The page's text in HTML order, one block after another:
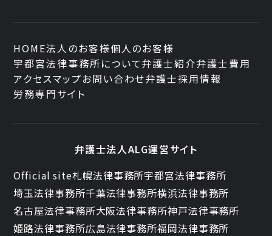
HOME法人のお客様個人のお客様
宇都宮法律事務所について弁護士紹介弁護士費用
アクセスマップお問い合わせ弁護士採用情報
労務専門サイト
弁護士法人ALG運営サイト
Official site札幌法律事務所宇都宮法律事務所
埼玉法律事務所千葉法律事務所横浜法律事務所
名古屋法律事務所大阪法律事務所神戸法律事務所
姫路法律事務所広島法律事務所福岡法律事務所